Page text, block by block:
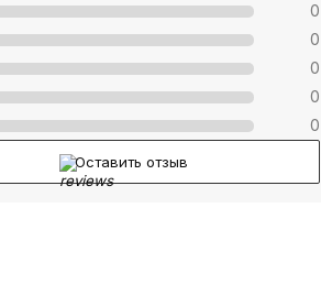
0
0
0
0
0
Оставить отзыв